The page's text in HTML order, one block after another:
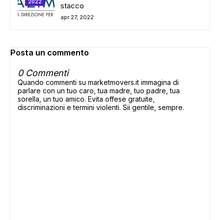
2022 stacco
apr 27, 2022
Posta un commento
0 Commenti
Quando commenti su marketmovers.it immagina di
parlare con un tuo caro, tua madre, tuo padre, tua
sorella, un tuo amico. Evita offese gratuite,
discriminazioni e termini violenti. Sii gentile, sempre.